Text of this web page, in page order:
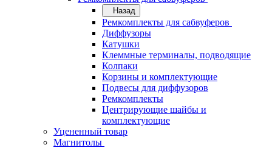
Назад
Ремкомплекты для сабвуферов
Диффузоры
Катушки
Клеммные терминалы, подводящие
Колпаки
Корзины и комплектующие
Подвесы для диффузоров
Ремкомплекты
Центрирующие шайбы и
комплектующие
Уцененный товар
Магнитолы